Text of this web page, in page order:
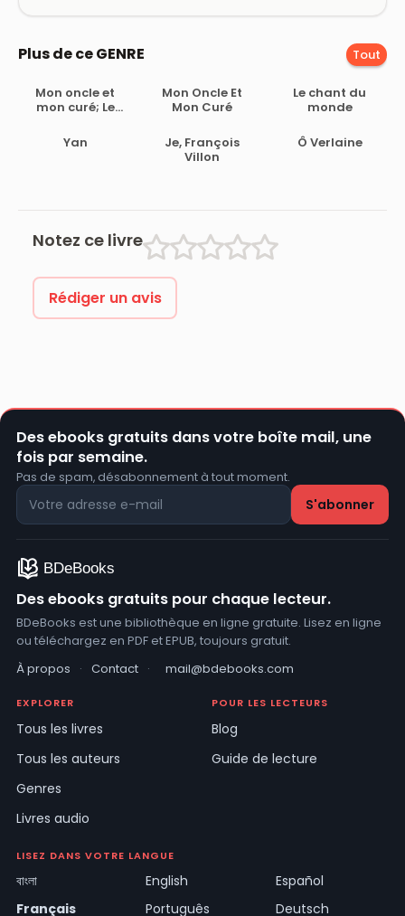
Plus de ce GENRE Tout
Mon oncle et
mon curé; Le
Mon Oncle Et
Mon Curé
Le chant du
monde
Yan
Je, François
Villon
Ô Verlaine
Notez ce livre
Rédiger un avis
Des ebooks gratuits dans votre boîte mail, une
fois par semaine.
Pas de spam, désabonnement à tout moment.
Des ebooks gratuits pour chaque lecteur.
BDeBooks est une bibliothèque en ligne gratuite. Lisez en ligne
ou téléchargez en PDF et EPUB, toujours gratuit.
À propos
· Contact · mail@bdebooks.com
EXPLORER
Tous les livres
Tous les auteurs
Genres
Livres audio
POUR LES LECTEURS
Blog
Guide de lecture
LISEZ DANS VOTRE LANGUE
বাংলা English
Español
Français
Português Deutsch